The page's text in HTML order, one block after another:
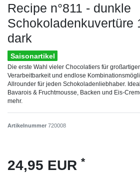
Recipe n°811 - dunkle
Schokoladenkuvertüre
dark
Saisonartikel
Die erste Wahl vieler Chocolatiers für
Verarbeitbarkeit und endlose
Allrounder für jeden Schokoladenliebhaber.
Bavarois & Fruchtmousse, Backen und Eis-
mehr.
Artikelnummer 720008
24,95 EUR *